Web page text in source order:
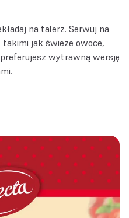
na talerz. Serwuj na
takimi jak świeże owoce,
wytrawną wersję